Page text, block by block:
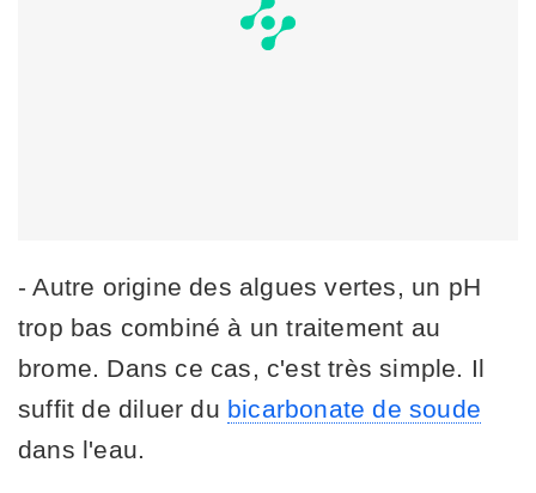
- Autre origine des algues vertes, un pH
trop bas combiné à un traitement au
brome. Dans ce cas, c'est très simple. Il
suffit de diluer du bicarbonate de soude
dans l'eau.